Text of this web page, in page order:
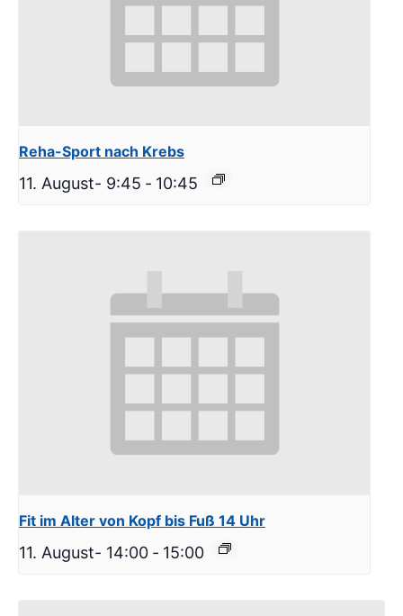
Reha-Sport nach Krebs
11. August- 9:45 - 10:45
Fit im Alter von Kopf bis Fuß 14 Uhr
11. August- 14:00 - 15:00